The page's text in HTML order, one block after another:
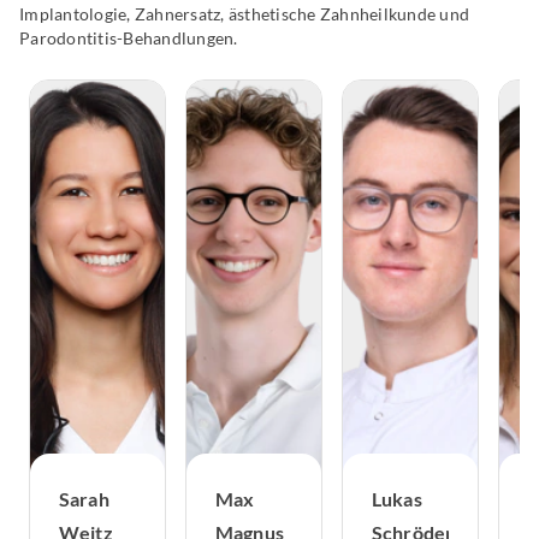
Implantologie, Zahnersatz, ästhetische Zahnheilkunde und
Parodontitis-Behandlungen.
Sarah
Weitz
Max
Magnus
Lukas
Schröder